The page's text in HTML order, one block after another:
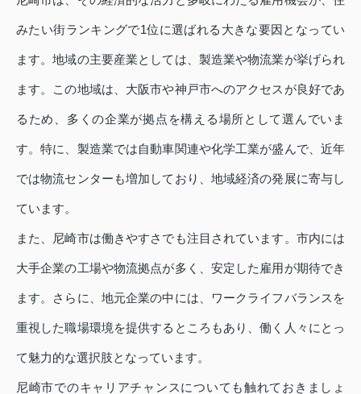
みたい街ランキングで1位に選ばれる大きな要因となってい
ます。地域の主要産業としては、製造業や物流業が挙げられ
ます。この地域は、大阪市や神戸市へのアクセスが良好であ
るため、多くの企業が拠点を構える場所として選んでいま
す。特に、製造業では自動車関連や化学工業が盛んで、近年
では物流センターも増加しており、地域経済の発展に寄与し
ています。
また、尼崎市は働きやすさでも注目されています。市内には
大手企業の工場や物流拠点が多く、安定した雇用が期待でき
ます。さらに、地元企業の中には、ワークライフバランスを
重視した職場環境を提供するところもあり、働く人々にとっ
て魅力的な選択肢となっています。
尼崎市でのキャリアチャンスについても触れておきましょ